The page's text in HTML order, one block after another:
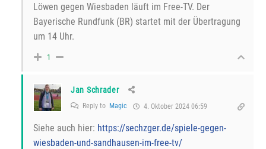
Löwen gegen Wiesbaden läuft im Free-TV. Der
Bayerische Rundfunk (BR) startet mit der Übertragung
um 14 Uhr.
1
Jan Schrader
Reply to Magic 4. Oktober 2024 06:59
Siehe auch hier: https://sechzger.de/spiele-gegen-
wiesbaden-und-sandhausen-im-free-tv/